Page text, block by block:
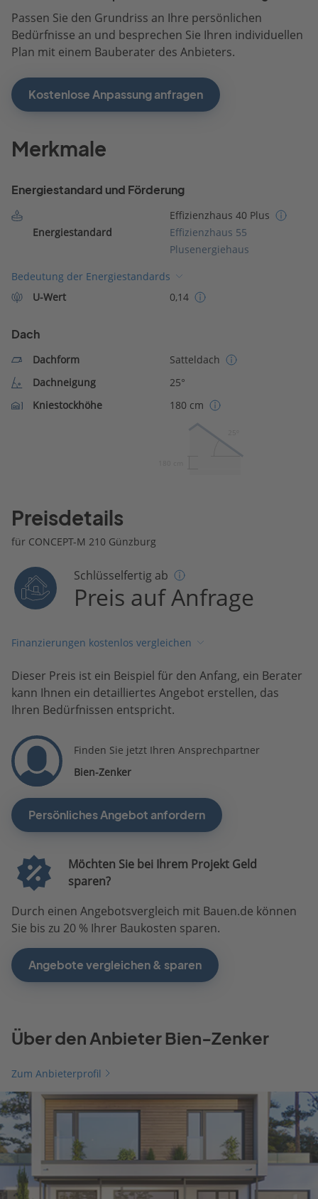
Passen Sie den Grundriss an Ihre persönlichen
Bedürfnisse an und besprechen Sie Ihren individuellen
Plan mit einem Bauberater des Anbieters.
Kostenlose Anpassung anfragen
Merkmale
Energiestandard und Förderung
Energiestandard
Effizienzhaus 40 Plus
Effizienzhaus 55
Plusenergiehaus
Bedeutung der Energiestandards
U-Wert
0,14
Dach
Dachform
Satteldach
Dachneigung
25°
Kniestockhöhe
180 cm
Preisdetails
für CONCEPT-M 210 Günzburg
Schlüsselfertig ab
Preis auf Anfrage
Finanzierungen kostenlos vergleichen
Dieser Preis ist ein Beispiel für den Anfang, ein Berater
kann Ihnen ein detailliertes Angebot erstellen, das
Ihren Bedürfnissen entspricht.
Finden Sie jetzt Ihren Ansprechpartner
Bien-Zenker
Persönliches Angebot anfordern
Möchten Sie bei Ihrem Projekt Geld
sparen?
Durch einen Angebotsvergleich mit Bauen.de können
Sie bis zu 20 % Ihrer Baukosten sparen.
Angebote vergleichen & sparen
Über den Anbieter Bien-Zenker
Zum Anbieterprofil